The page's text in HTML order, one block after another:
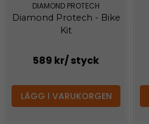
DIAMOND PROTECH
Diamond Protech - Bike
Kit
589 kr/ styck
LÄGG I VARUKORGEN